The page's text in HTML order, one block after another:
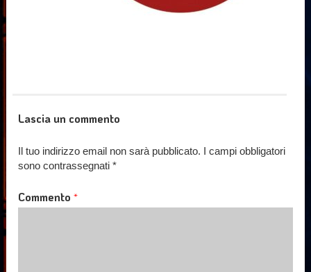
Lascia un commento
Il tuo indirizzo email non sarà pubblicato. I campi obbligatori
sono contrassegnati*
Commento*